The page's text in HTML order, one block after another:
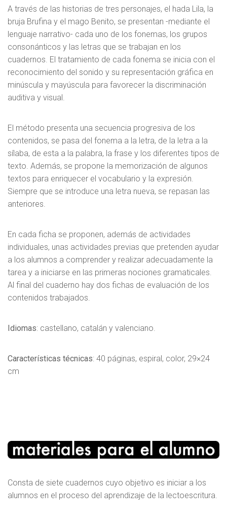
A través de las historias de tres personajes, el hada Lila, la
bruja Brufina y el mago Benito, se presentan -mediante el
lenguaje narrativo- cada uno de los fonemas, los grupos
consonánticos y las letras que se trabajan en los
cuadernos. El tratamiento de cada fonema se inicia con el
reconocimiento del sonido y su representación gráfica en
minúscula y mayúscula para favorecer la discriminación
auditiva y visual.
El método presenta una secuencia progresiva de los
contenidos, se pasa del fonema a la letra, de la letra a la
sílaba, de esta a la palabra, la frase y los diferentes tipos de
texto. Además, se propone la memorización de algunos
textos para enriquecer el vocabulario y la expresión.
Siempre que se introduce una letra nueva, se repasan las
anteriores.
En cada ficha se proponen, además de actividades
individuales, unas actividades previas que pretenden ayudar
a los alumnos a comprender y realizar adecuadamente la
tarea y a iniciarse en las primeras nociones gramaticales.
Al final del cuaderno hay dos fichas de evaluación de los
contenidos trabajados.
Idiomas: castellano, catalán y valenciano.
Características técnicas: 40 páginas, espiral, color, 29×24
cm
Consta de siete cuadernos cuyo objetivo es iniciar a los
alumnos en el proceso del aprendizaje de la lectoescritura.